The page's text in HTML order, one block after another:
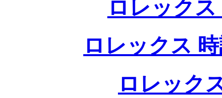
ロレック
ロレックス
ロレック